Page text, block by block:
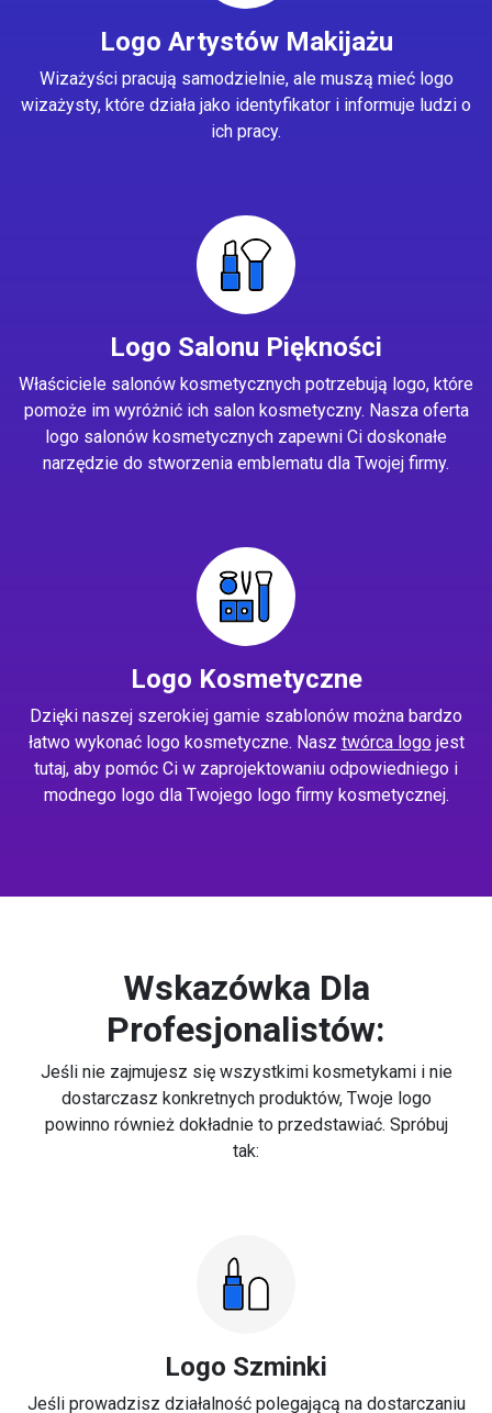
Logo Artystów Makijażu
Wizażyści pracują samodzielnie, ale muszą mieć logo
wizażysty, które działa jako identyfikator i informuje ludzi o
ich pracy.
Logo Salonu Piękności
Właściciele salonów kosmetycznych potrzebują logo, które
pomoże im wyróżnić ich salon kosmetyczny. Nasza oferta
logo salonów kosmetycznych zapewni Ci doskonałe
narzędzie do stworzenia emblematu dla Twojej firmy.
Logo Kosmetyczne
Dzięki naszej szerokiej gamie szablonów można bardzo
łatwo wykonać logo kosmetyczne. Nasz twórca logojest
tutaj, aby pomóc Ci w zaprojektowaniu odpowiedniego i
modnego logo dla Twojego logo firmy kosmetycznej.
Wskazówka Dla
Profesjonalistów:
Jeśli nie zajmujesz się wszystkimi kosmetykami i nie
dostarczasz konkretnych produktów, Twoje logo
powinno również dokładnie to przedstawiać. Spróbuj
tak:
Logo Szminki
Jeśli prowadzisz działalność polegającą na dostarczaniu